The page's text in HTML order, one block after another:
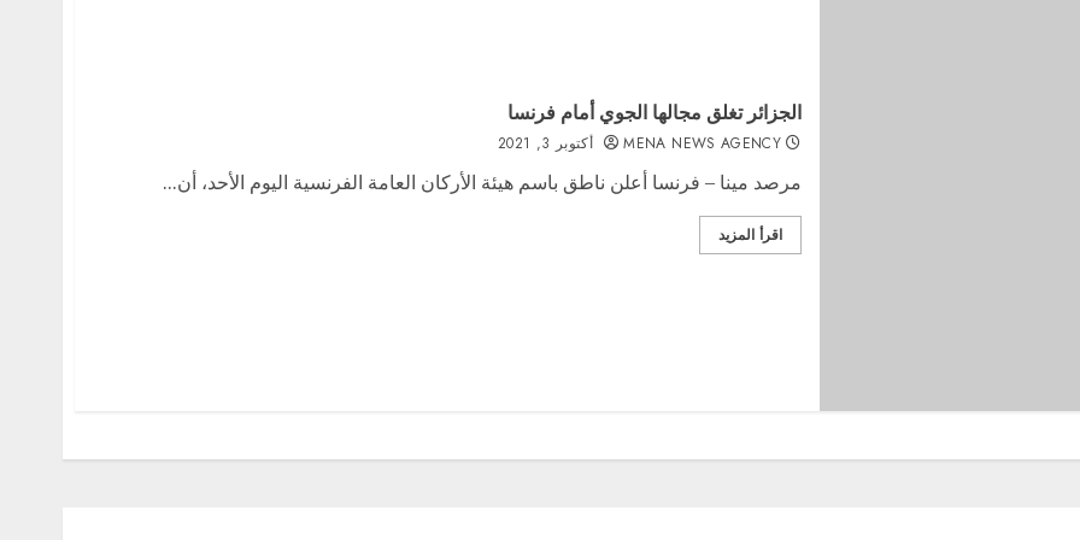
الجزائر تغلق مجالها الجوي أمام فرنسا
MENA NEWS AGENCY أكتوبر 3, 2021
مرصد مينا – فرنسا أعلن ناطق باسم هيئة الأركان العامة الفرنسية اليوم الأحد، أن...
اقرأ المزيد